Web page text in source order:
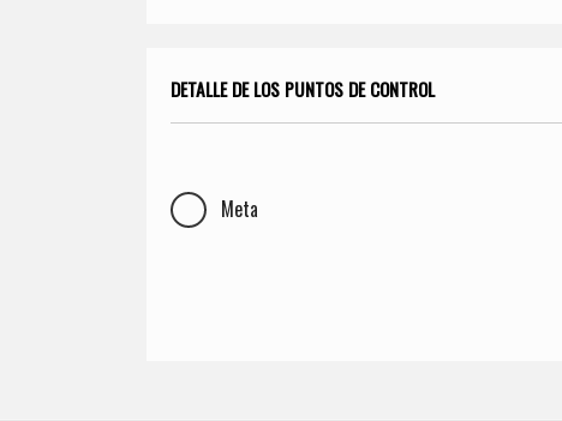
DETALLE DE LOS PUNTOS DE CONTROL
Meta